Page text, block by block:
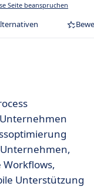
Seite beanspruchen
Workflows,
Unterstützung